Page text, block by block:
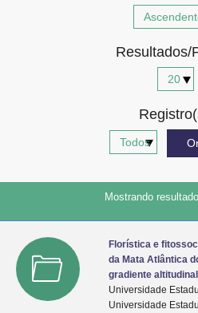
Resultados/
Mostrando
Florística e
da Mata Atlântica
gradiente altitudinal
Universidade
Universidade